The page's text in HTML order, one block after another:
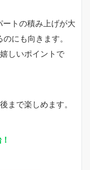
ートの積み上げが大
にも向きます。
しいポイントで
まで楽しめます。